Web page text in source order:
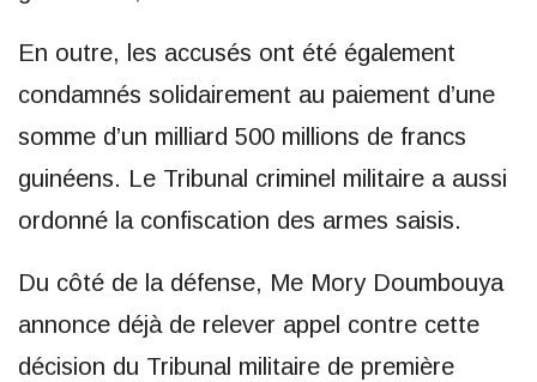
En outre, les accusés ont été également
condamnés solidairement au paiement d’une
somme d’un milliard 500 millions de francs
guinéens. Le Tribunal criminel militaire a aussi
ordonné la confiscation des armes saisis.
Du côté de la défense, Me Mory Doumbouya
annonce déjà de relever appel contre cette
décision du Tribunal militaire de première